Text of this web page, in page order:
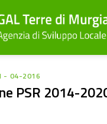
- 04-2016
PSR 2014-